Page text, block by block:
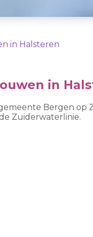
in Halsteren
in
Bergen op
Zuiderwaterlinie.